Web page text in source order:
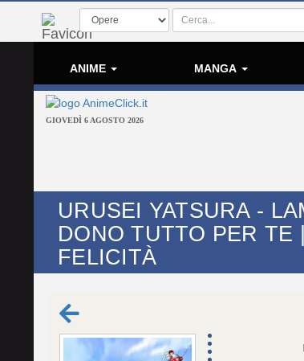
ANIME MANGA
GIOVEDÌ 6 AGOSTO 2026
URUSEI YATSURA -
DONO TUTTO PER TE
FELICITÀ